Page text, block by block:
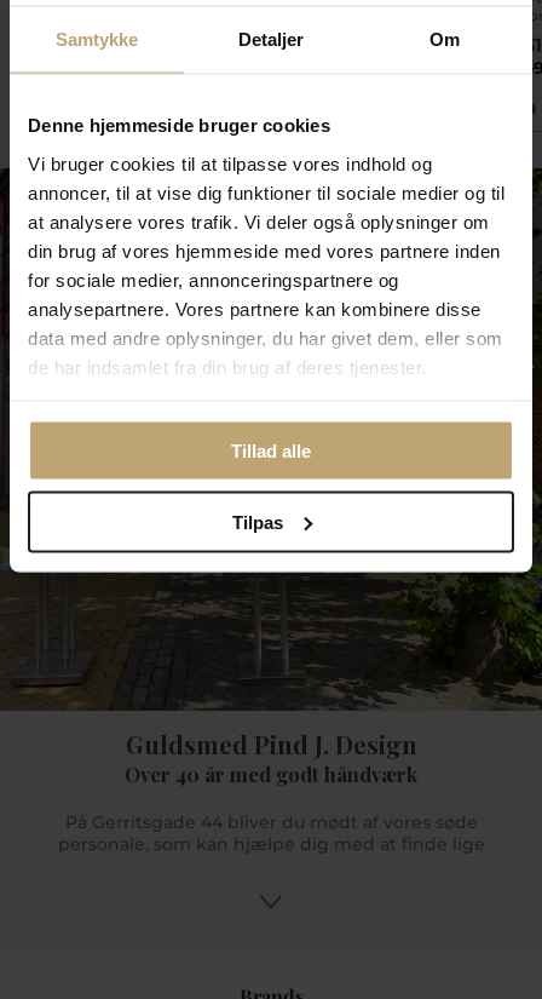
Samtykke Detaljer Om
Denne hjemmeside bruger cookies
Vi bruger cookies til at tilpasse vores indhold og
annoncer, til at vise dig funktioner til sociale medier og til
at analysere vores trafik. Vi deler også oplysninger om
din brug af vores hjemmeside med vores partnere inden
for sociale medier, annonceringspartnere og
analysepartnere. Vores partnere kan kombinere disse
data med andre oplysninger, du har givet dem, eller som
de har indsamlet fra din brug af deres tjenester.
Tillad alle
Tilpas
749,00 kr
599,20 kr 720,00 kr
Guldsmed Pind J. Design
Over 40 år med godt håndværk
På Gerritsgade 44 bliver du mødt af vores søde
personale, som kan hjælpe dig med at finde lige
dig med at bestille det hjem til dig hvis det er noget